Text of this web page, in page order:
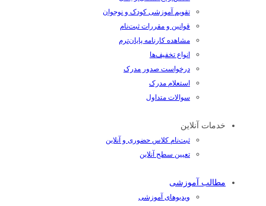
تقویم آموزشی کودک و نوجوان
قوانین و مقررات ثبت‌نام
مشاهده کارنامه پایان‌ترم
انواع تخفیف‌ها
درخواست صدور مدرک
استعلام مدرک
سوالات متداول
خدمات آنلاین
ثبت‌نام کلاس حضوری و آنلاین
تعیین سطح آنلاین
مطالب آموزشی
ویدیوهای آموزشی